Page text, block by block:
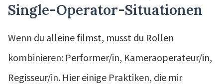
Single-Operator-Situationen
Wenn du alleine filmst, musst du Rollen
kombinieren: Performer/in, Kameraoperateur/in,
Regisseur/in. Hier einige Praktiken, die mir